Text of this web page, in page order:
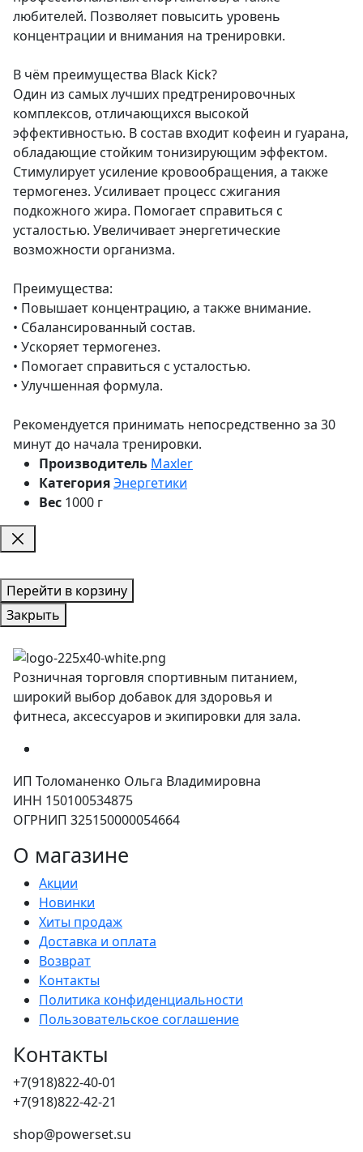
любителей. Позволяет повысить уровень
концентрации и внимания на тренировки.
В чём преимущества Black Kick?
Один из самых лучших предтренировочных
комплексов, отличающихся высокой
эффективностью. В состав входит кофеин и гуарана,
обладающие стойким тонизирующим эффектом.
Стимулирует усиление кровообращения, а также
термогенез. Усиливает процесс сжигания
подкожного жира. Помогает справиться с
усталостью. Увеличивает энергетические
возможности организма.
Преимущества:
• Повышает концентрацию, а также внимание.
• Сбалансированный состав.
• Ускоряет термогенез.
• Помогает справиться с усталостью.
• Улучшенная формула.
Рекомендуется принимать непосредственно за 30
минут до начала тренировки.
Производитель Maxler
КатегорияЭнергетики
Вес 1000 г
Перейти в корзину
Закрыть
Розничная торговля спортивным питанием,
широкий выбор добавок для здоровья и
фитнеса, аксессуаров и экипировки для зала.
ИП Толоманенко Ольга Владимировна
ИНН 150100534875
ОГРНИП 325150000054664
О магазине
Акции
Новинки
Хиты продаж
Доставка и оплата
Возврат
Контакты
Политика конфиденциальности
Пользовательское соглашение
Контакты
+7(918)822-40-01
+7(918)822-42-21
shop@powerset.su